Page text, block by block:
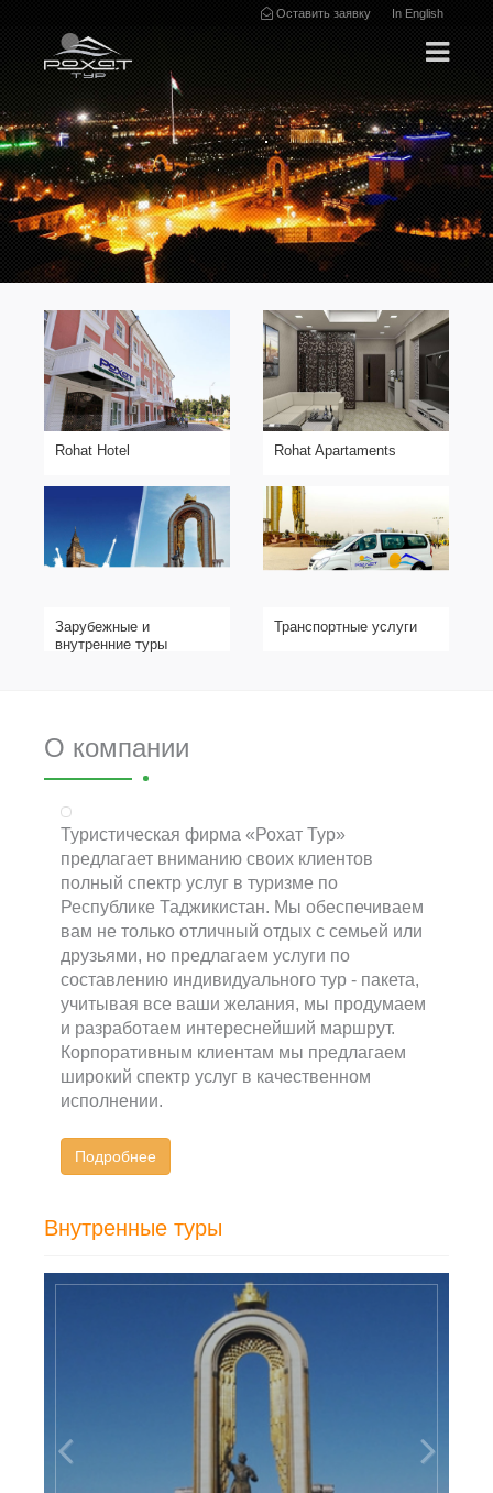
Оставить заявку In English
Rohat Hotel Rohat Apartaments
Зарубежные и
внутренние туры
Транспортные услуги
О компании
Туристическая фирма «Рохат Тур»
предлагает вниманию своих клиентов
полный спектр услуг в туризме по
Республике Таджикистан. Мы обеспечиваем
вам не только отличный отдых с семьей или
друзьями, но предлагаем услуги по
составлению индивидуального тур - пакета,
учитывая все ваши желания, мы продумаем
и разработаем интереснейший маршрут.
Корпоративным клиентам мы предлагаем
широкий спектр услуг в качественном
исполнении.
Подробнее
Внутренные туры